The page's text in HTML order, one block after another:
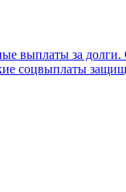
выплаты за
соцвыплаты